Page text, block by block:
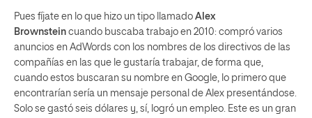
Pues fíjate en lo que hizo un tipo llamado Alex
Brownstein cuando buscaba trabajo en 2010: compró varios
anuncios en AdWords con los nombres de los directivos de las
compañías en las que le gustaría trabajar, de forma que,
cuando estos buscaran su nombre en Google, lo primero que
encontrarían sería un mensaje personal de Alex presentándose.
Solo se gastó seis dólares y, sí, logró un empleo. Este es un gran